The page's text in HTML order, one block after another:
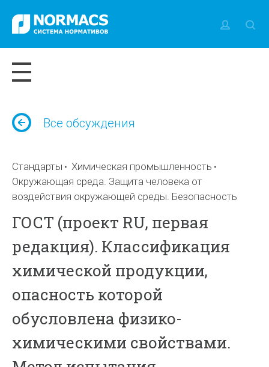
Все обсуждения
Стандарты
Химическая промышленность
Окружающая среда. Защита человека от
воздействия окружающей среды. Безопасность
ГОСТ (проект RU, первая
редакция). Классификация
химической продукции,
опасность которой
обусловлена физико-
химическими свойствами.